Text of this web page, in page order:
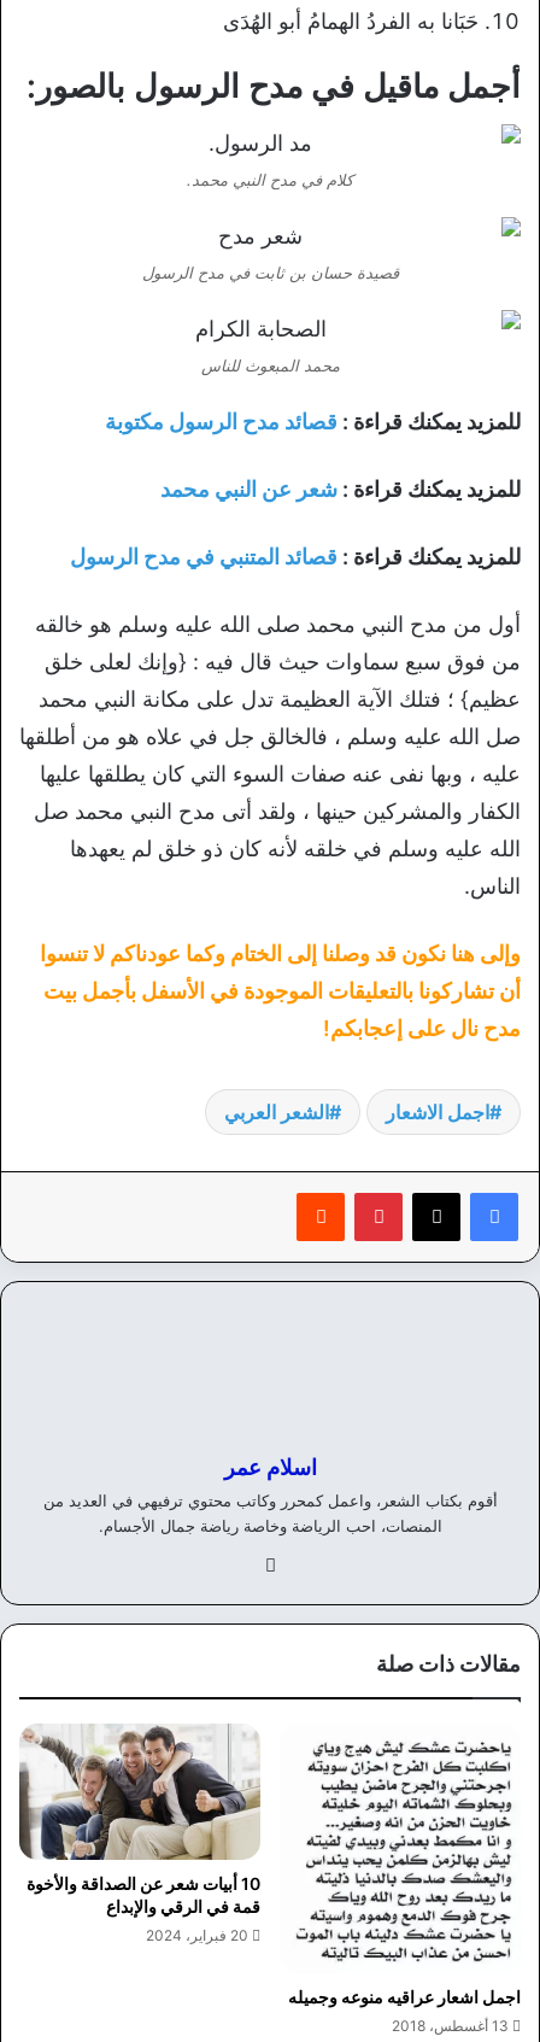
حَبَانا به الفردُ الهمامُ أبو الهُدَى
أجمل ماقيل في مدح الرسول بالصور:
كلام في مدح النبي محمد.
قصيدة حسان بن ثابت في مدح الرسول
محمد المبعوث للناس
للمزيد يمكنك قراءة : قصائد مدح الرسول مكتوبة
للمزيد يمكنك قراءة : شعر عن النبي محمد
للمزيد يمكنك قراءة : قصائد المتنبي في مدح الرسول
أول من مدح النبي محمد صلى الله عليه وسلم هو خالقه
من فوق سبع سماوات حيث قال فيه : {وإنك لعلى خلق
عظيم} ؛ فتلك الآية العظيمة تدل على مكانة النبي محمد
صل الله عليه وسلم ، فالخالق جل في علاه هو من أطلقها
عليه ، وبها نفى عنه صفات السوء التي كان يطلقها عليها
الكفار والمشركين حينها ، ولقد أتى مدح النبي محمد صل
الله عليه وسلم في خلقه لأنه كان ذو خلق لم يعهدها
الناس.
وإلى هنا نكون قد وصلنا إلى الختام وكما عودناكم لا تنسوا
أن تشاركونا بالتعليقات الموجودة في الأسفل بأجمل بيت
مدح نال على إعجابكم!
اجمل الاشعار الشعر العربي
بينتيريست
اسلام عمر
أقوم بكتاب الشعر، واعمل كمحرر وكاتب محتوي ترفيهي في العديد من
المنصات، احب الرياضة وخاصة رياضة جمال الأجسام.
وك
مقالات ذات صلة
اجمل اشعار عراقيه منوعه وجميله
13 أغسطس، 2018
10 أبيات شعر عن الصداقة والأخوة
قمة في الرقي والإبداع
20 فبراير، 2024